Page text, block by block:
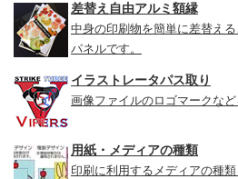
差替え自由アルミ額縁
中身の印刷物を簡単に差替え
パネルです。
イラストレータパス取り
画像ファイルのロゴマークな
用紙・メディアの種類
印刷に利用するメディアの種類